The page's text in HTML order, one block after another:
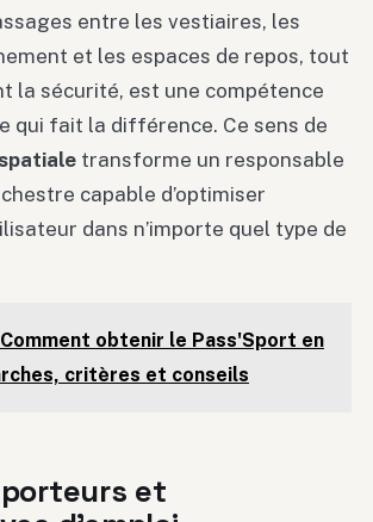
entre les vestiaires, les
et les espaces de repos, tout
la sécurité, est une compétence
qui fait la différence. Ce sens de
transforme un responsable
capable d’optimiser
dans n’importe quel type de
Comment obtenir le Pass'Sport en
critères et conseils
et